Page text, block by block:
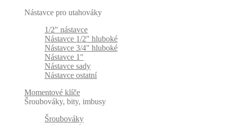
Nástavce pro utahováky
1/2" nástavce
Nástavce 1/2" hluboké
Nástavce 3/4" hluboké
Nástavce 1"
Nástavce sady
Nástavce ostatní
Momentové klíče
Šroubováky, bity, imbusy
Šroubováky